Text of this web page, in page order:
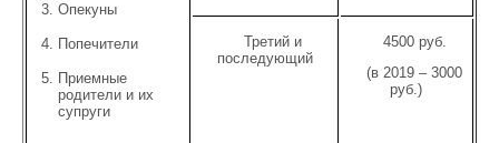
Опекуны
Попечители
Приемные
родители и их
супруги
Третий и
последующий
4500 руб.
(в 2019 – 3000
руб.)